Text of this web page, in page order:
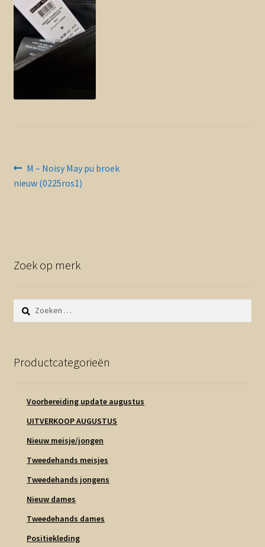
Contact en nieuwsbrief
Bericht
navigatie
Vorig
bericht:
M – Noisy May pu broek
nieuw (0225ros1)
Zoek op merk
Zoeken
naar:
Productcategorieën
Voorbereiding update augustus
UITVERKOOP AUGUSTUS
Nieuw meisje/jongen
Tweedehands meisjes
Tweedehands jongens
Nieuw dames
Tweedehands dames
Positiekleding